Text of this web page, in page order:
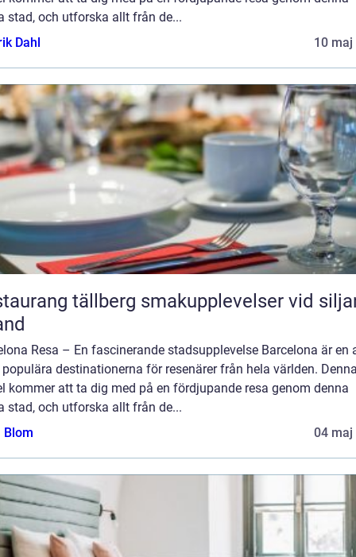
stad, och utforska allt från de...
Dahl
10 maj
tällberg smakupplevelser vid siljans
Resa – En fascinerande stadsupplevelse Barcelona är en
destinationerna för resenärer från hela världen.
kommer att ta dig med på en fördjupande resa genom denna
stad, och utforska allt från de...
Blom
04 maj